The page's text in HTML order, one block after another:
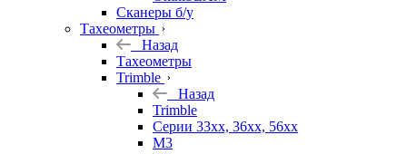
Сканеры б/у
Тахеометры
Назад
Тахеометры
Trimble
Назад
Trimble
Серии 33xx, 36xx, 56xx
M3